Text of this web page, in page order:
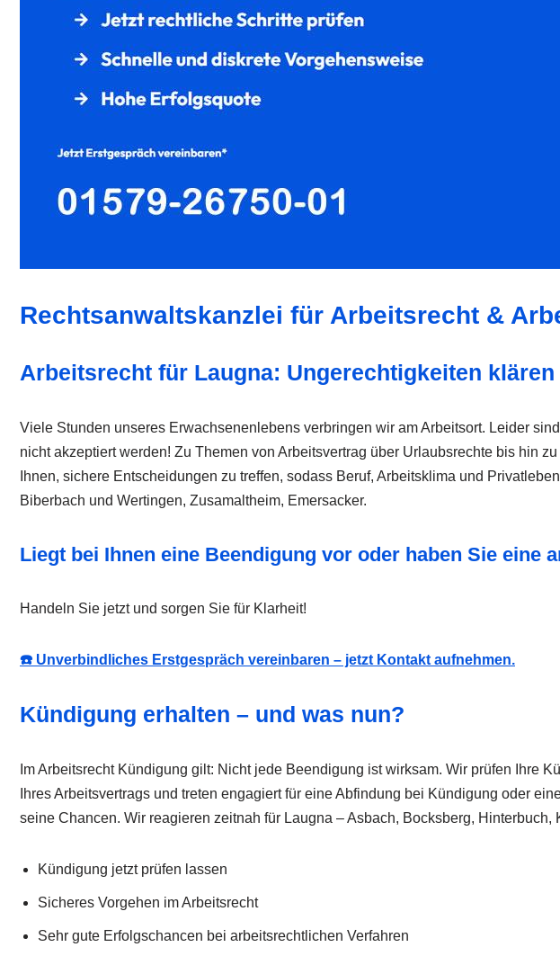
Rechtsanwaltskanzlei für Arbeitsrecht &
Arbeitsrecht für Laugna: Ungerechtigkeiten klären
Viele Stunden unseres Erwachsenenlebens verbringen wir am Arbeitsort. Leider
nicht akzeptiert werden! Zu Themen von Arbeitsvertrag über Urlaubsrechte bis hin
Ihnen, sichere Entscheidungen zu treffen, sodass Beruf, Arbeitsklima und
Biberbach und Wertingen, Zusamaltheim, Emersacker.
Liegt bei Ihnen eine Beendigung vor oder haben Sie eine
Handeln Sie jetzt und sorgen Sie für Klarheit!
☎️ Unverbindliches Erstgespräch vereinbaren – jetzt Kontakt aufnehmen.
Kündigung erhalten – und was nun?
Im Arbeitsrecht Kündigung gilt: Nicht jede Beendigung ist wirksam. Wir prüfen Ihre
Ihres Arbeitsvertrags und treten engagiert für eine Abfindung bei Kündigung oder
seine Chancen. Wir reagieren zeitnah für Laugna – Asbach, Bocksberg, Hinterbuch,
Kündigung jetzt prüfen lassen
Sicheres Vorgehen im Arbeitsrecht
Sehr gute Erfolgschancen bei arbeitsrechtlichen Verfahren